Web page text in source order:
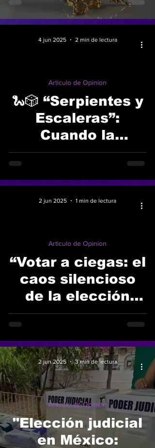
Es una alarma.
🐍🎲 “Serpientes y
Escaleras”:
Cuando la
Ambición se Viste
Escolar (y de
Maestra con Sed
Articulo de Opinion
4 jun 2025 2 min de lectura
“Votar a ciegas: el
caos silencioso
de la elección
judicial en
Articulo de Opinion
2 jun 2025 1 min de lectura
"Elección judicial
en México:
Articulo de Opinion
2 jun 2025 3 min de lectura